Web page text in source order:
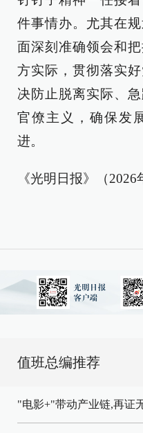
件事情办。尤其在
面深刻准确领会和
方实际，贯彻落实
决防止脱离实际、
官僚主义，确保发
进。
《光明日报》（2026
值班总编推荐
"电影+"带动产业链,再证